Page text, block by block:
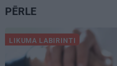
PĒRLE
LIKUMA LABIRINTI